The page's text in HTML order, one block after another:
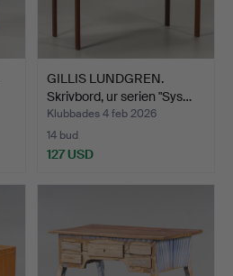
GILLIS LUNDGREN.
Skrivbord, ur serien "Sys…
Klubbades 4 feb 2026
14 bud
127 USD